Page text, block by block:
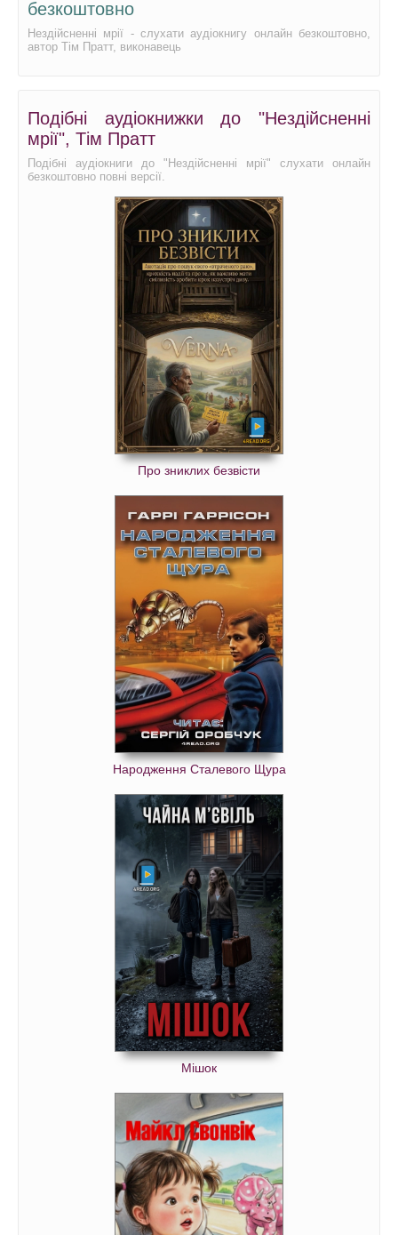
безкоштовно
Нездійсненні мрії - слухати аудіокнигу онлайн безкоштовно,
автор Тім Пратт, виконавець
Подібні аудіокнижки до "Нездійсненні
мрії", Тім Пратт
Подібні аудіокниги до "Нездійсненні мрії" слухати онлайн
безкоштовно повні версії.
Про зниклих безвісти
Народження Сталевого Щура
Мішок